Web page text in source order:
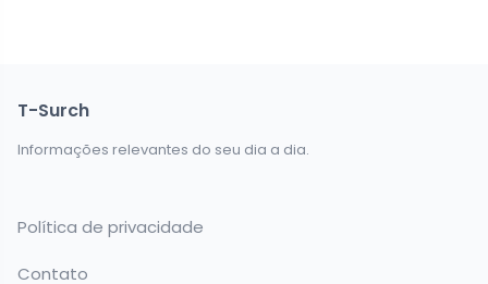
T-Surch
Informações relevantes do seu dia a dia.
Política de privacidade
Contato